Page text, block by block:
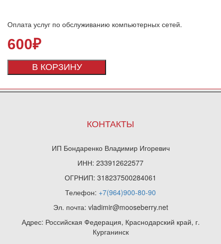
Оплата услуг по обслуживанию компьютерных сетей.
600₽
В КОРЗИНУ
КОНТАКТЫ
ИП Бондаренко Владимир Игоревич
ИНН: 233912622577
ОГРНИП: 318237500284061
Телефон: +7(964)900-80-90
Эл. почта: vladimir@mooseberry.net
Адрес: Российская Федерация, Краснодарский край, г.
Курганинск